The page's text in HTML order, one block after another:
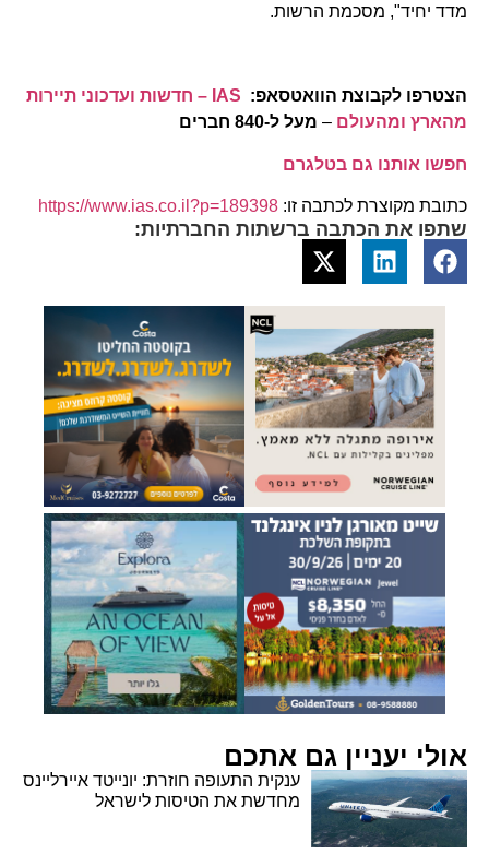
מדד יחיד", מסכמת הרשות.
הצטרפו לקבוצת הוואטסאפ:
IAS – חדשות ועדכוני תיירות
מהארץ ומהעולם – מעל ל-840 חברים
חפשו אותנו גם בטלגרם
כתובת מקוצרת לכתבה זו: https://www.ias.co.il?p=189398
שתפו את הכתבה ברשתות החברתיות:
אולי יעניין גם אתכם
ענקית התעופה חוזרת: יונייטד איירליינס
מחדשת את הטיסות לישראל